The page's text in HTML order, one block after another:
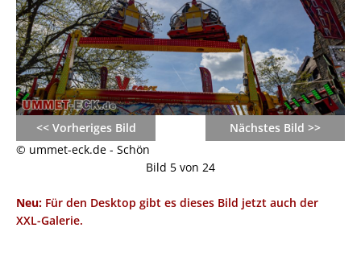
<< Vorheriges Bild
Nächstes Bild >>
© ummet-eck.de - Schön
Bild 5 von 24
Neu: Für den Desktop gibt es dieses Bild jetzt auch der
XXL-Galerie.